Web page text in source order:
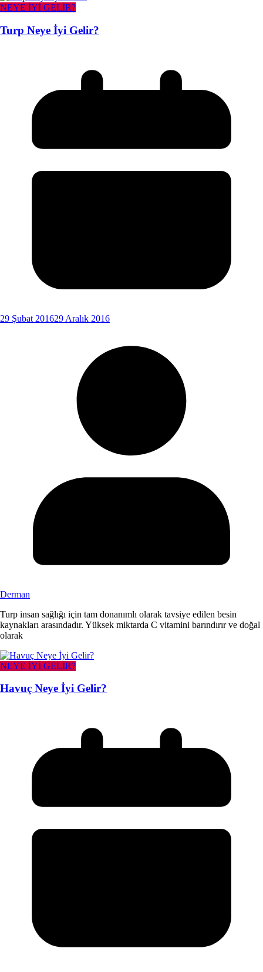
NEYE İYİ GELİR?
Turp Neye İyi Gelir?
29 Şubat 201629 Aralık 2016
Derman
Turp insan sağlığı için tam donanımlı olarak tavsiye edilen besin
kaynakları arasındadır. Yüksek miktarda C vitamini barındırır ve doğal
olarak
NEYE İYİ GELİR?
Havuç Neye İyi Gelir?